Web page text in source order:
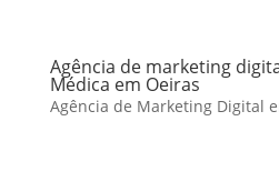
Agência de marketing
Médica em Oeiras
Agência de Marketing Digital